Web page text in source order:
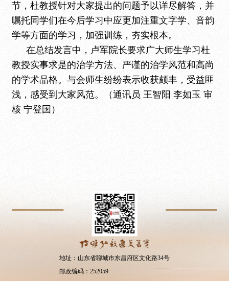
节，杜教授针对大家提出的问题予以详尽解答，并
嘱托同学们在今后学习中应更加注重文字学、音韵
学等方面的学习，加强训练，夯实根本。
在总结发言中，卢军院长要求广大师生学习杜
教授实事求是的治学方法、严谨的治学风范和高尚
的学术品格。与会师生纷纷表示收获颇丰，受益匪
浅，感受到大家风范。（通讯员 王智阳 李如玉 审
核 宁登国）
地址：山东省聊城市东昌府区文化路34号
邮政编码：252059